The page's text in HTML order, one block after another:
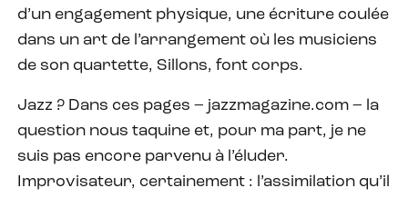
d’un engagement physique, une écriture coulée
dans un art de l’arrangement où les musiciens
de son quartette, Sillons, font corps.
Jazz ? Dans ces pages – jazzmagazine.com – la
question nous taquine et, pour ma part, je ne
suis pas encore parvenu à l’éluder.
Improvisateur, certainement : l’assimilation qu’il